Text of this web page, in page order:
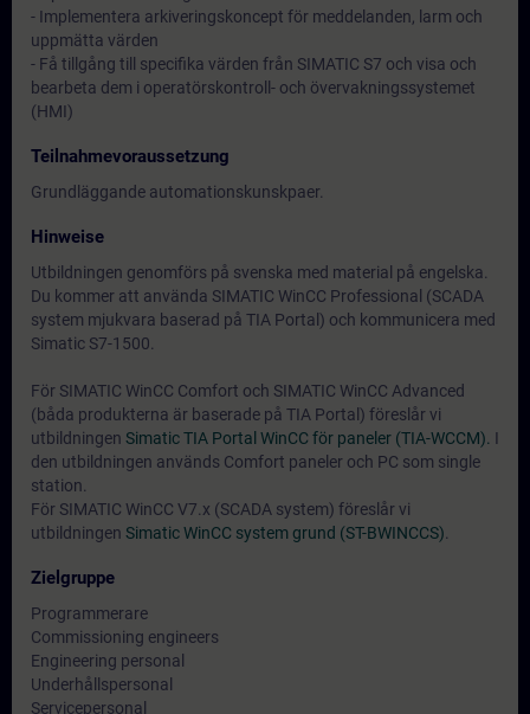
- Implementera arkiveringskoncept för meddelanden, larm och
uppmätta värden
- Få tillgång till specifika värden från SIMATIC S7 och visa och
bearbeta dem i operatörskontroll- och övervakningssystemet
(HMI)
Teilnahmevoraussetzung
Grundläggande automationskunskpaer.
Hinweise
Utbildningen genomförs på svenska med material på engelska.
Du kommer att använda SIMATIC WinCC Professional (SCADA
system mjukvara baserad på TIA Portal) och kommunicera med
Simatic S7-1500.
För SIMATIC WinCC Comfort och SIMATIC WinCC Advanced
(båda produkterna är baserade på TIA Portal) föreslår vi
utbildningen Simatic TIA Portal WinCC för paneler (TIA-WCCM). I
den utbildningen används Comfort paneler och PC som single
station.
För SIMATIC WinCC V7.x (SCADA system) föreslår vi
utbildningen Simatic WinCC system grund (ST-BWINCCS)
Zielgruppe
Programmerare
Commissioning engineers
Engineering personal
Underhållspersonal
Servicepersonal